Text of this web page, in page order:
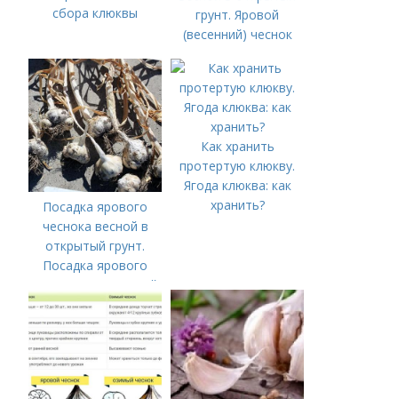
сбора клюквы
грунт. Яровой
(весенний) чеснок
Посадка ярового
чеснока весной в
открытый грунт.
Посадка ярового
чеснока в открытый
грунт
Как хранить
протертую клюкву.
Ягода клюква: как
хранить?